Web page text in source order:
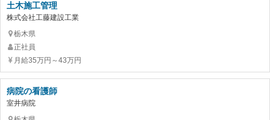
土木施工管理
株式会社工藤建設工業
栃木県
正社員
月給35万円～43万円
病院の看護師
室井病院